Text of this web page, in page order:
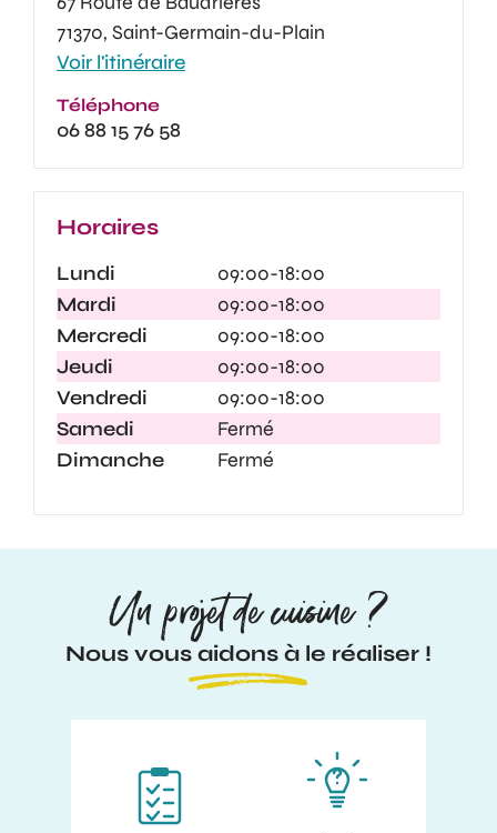
71370, Saint-Germain-du-Plain
Voir l'itinéraire
Téléphone
06 88 15 76 58
Horaires
Lundi
09:00-18:00
Mardi
09:00-18:00
Mercredi
09:00-18:00
Jeudi
09:00-18:00
Vendredi
09:00-18:00
Samedi
Fermé
Dimanche
Fermé
Un projet de cuisine ?
Nous vous aidons à le réaliser !